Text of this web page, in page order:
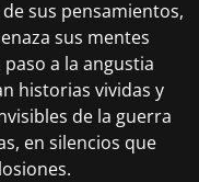
sus pensamientos,
sus mentes
a la angustia
historias vividas y
de la guerra
en silencios que